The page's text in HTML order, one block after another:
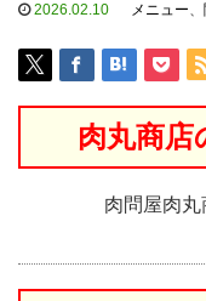
2026.02.10 メニュー、
肉丸商
肉問屋肉